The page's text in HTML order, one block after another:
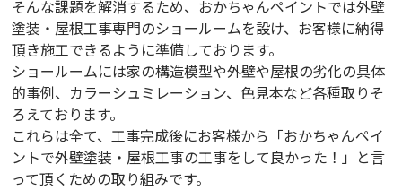
そんな課題を解消するため、おかちゃんペイントでは外壁
塗装・屋根工事専門のショールームを設け、お客様に納得
頂き施工できるように準備しております。
ショールームには家の構造模型や外壁や屋根の劣化の具体
的事例、カラーシュミレーション、色見本など各種取りそ
ろえております。
これらは全て、工事完成後にお客様から「おかちゃんペイ
ントで外壁塗装・屋根工事の工事をして良かった！」と言
って頂くための取り組みです。